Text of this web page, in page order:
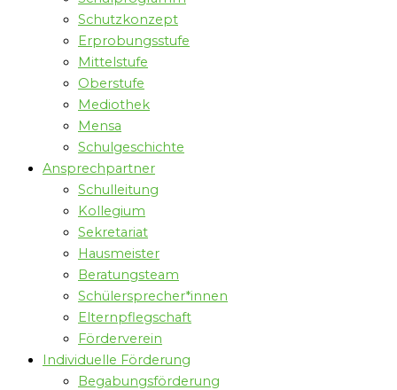
Schutzkonzept
Erprobungsstufe
Mittelstufe
Oberstufe
Mediothek
Mensa
Schulgeschichte
Ansprechpartner
Schulleitung
Kollegium
Sekretariat
Hausmeister
Beratungsteam
Schülersprecher*innen
Elternpflegschaft
Förderverein
Individuelle Förderung
Begabungsförderung